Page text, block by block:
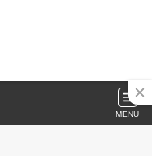
MENU